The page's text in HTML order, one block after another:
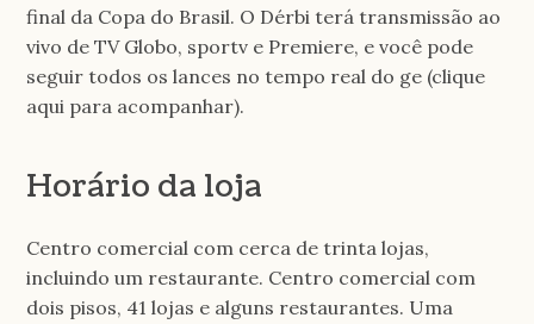
final da Copa do Brasil. O Dérbi terá transmissão ao
vivo de TV Globo, sportv e Premiere, e você pode
seguir todos os lances no tempo real do ge (clique
aqui para acompanhar).
Horário da loja
Centro comercial com cerca de trinta lojas,
incluindo um restaurante. Centro comercial com
dois pisos, 41 lojas e alguns restaurantes. Uma